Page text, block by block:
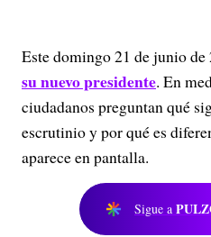
Este domingo 21 de junio de
su nuevo presidente. En
ciudadanos preguntan qué
escrutinio y por qué es
aparece en pantalla.
Sigue a